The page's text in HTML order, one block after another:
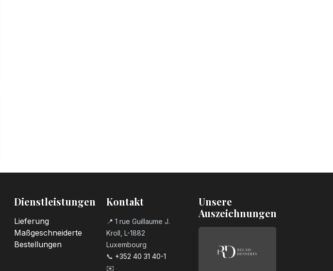
Dienstleistungen
Lieferung
Maßgeschneiderte
Bestellungen
Kontakt
📍 1 rue Guillaume J.
Kroll, L-1882
Luxembourg
📞 +352 40 31 40-1
✉️
Unsere
Auszeichnungen